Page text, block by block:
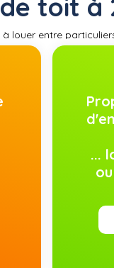
toit à
louer entre
pouvez louer
entre voisins.
...